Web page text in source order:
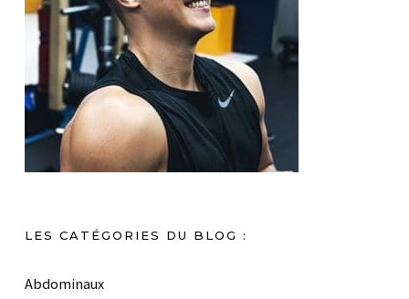
LES CATÉGORIES DU BLOG :
Abdominaux